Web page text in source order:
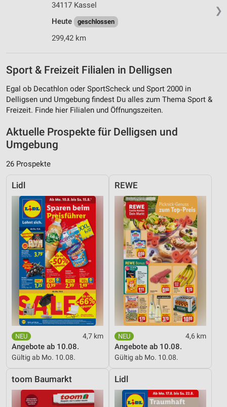
❯
34117 Kassel
Heute
geschlossen
299,42 km
Sport & Freizeit Filialen in Delligsen
Egal ob Decathlon oder SportScheck und Sport 2000 in
Delligsen und Umgebung findest Du alles zum Thema Sport &
Freizeit. Finde hier Filialen und Öffnungszeiten.
Aktuelle Prospekte für Delligsen und
Umgebung
26 Prospekte
Lidl
4,7 km
Angebote ab 10.08.
Gültig ab Mo. 10.08.
REWE
4,6 km
Angebote ab 10.08.
Gültig ab Mo. 10.08.
toom Baumarkt Lidl